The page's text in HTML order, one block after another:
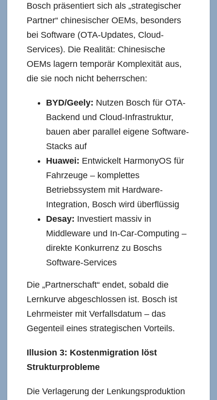
Bosch präsentiert sich als „strategischer
Partner“ chinesischer OEMs, besonders
bei Software (OTA-Updates, Cloud-
Services). Die Realität: Chinesische
OEMs lagern temporär Komplexität aus,
die sie noch nicht beherrschen:
BYD/Geely: Nutzen Bosch für OTA-
Backend und Cloud-Infrastruktur,
bauen aber parallel eigene Software-
Stacks auf
Huawei: Entwickelt HarmonyOS für
Fahrzeuge – komplettes
Betriebssystem mit Hardware-
Integration, Bosch wird überflüssig
Desay: Investiert massiv in
Middleware und In-Car-Computing –
direkte Konkurrenz zu Boschs
Software-Services
Die „Partnerschaft“ endet, sobald die
Lernkurve abgeschlossen ist. Bosch ist
Lehrmeister mit Verfallsdatum – das
Gegenteil eines strategischen Vorteils.
Illusion 3: Kostenmigration löst
Strukturprobleme
Die Verlagerung der Lenkungsproduktion